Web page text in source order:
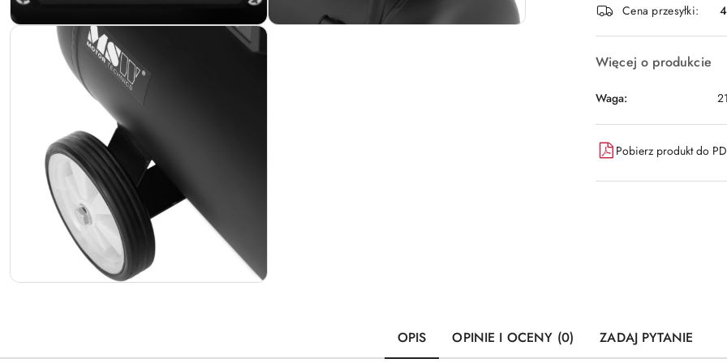
dostawa
Cena przesyłki:
Więcej o produkcie
Waga:
Pobierz produkt do
OPIS OPINIE I OCENY (0) ZADAJ PYTANIE